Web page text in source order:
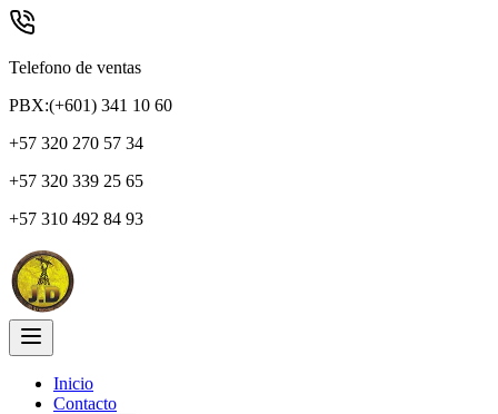
Telefono de ventas
PBX:(+601) 341 10 60
+57 320 270 57 34
+57 320 339 25 65
+57 310 492 84 93
Inicio
Contacto